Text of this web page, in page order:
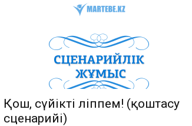
Қош, сүйікті Әліппем! (қоштасу
сценарийі)